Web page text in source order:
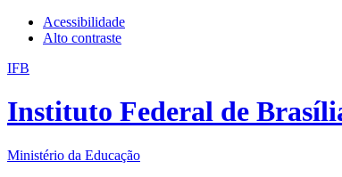
Acessibilidade
Alto contraste
IFB
Instituto Federal de
Ministério da Educação